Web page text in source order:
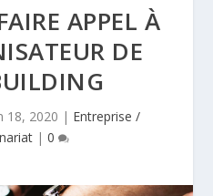
APPEL À
DE
18, 2020 | Entreprise /
| 0